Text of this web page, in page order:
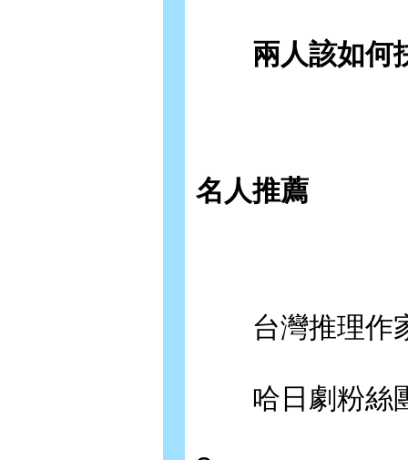
兩人該如何
名人推薦
台灣推理作家
哈日劇粉絲